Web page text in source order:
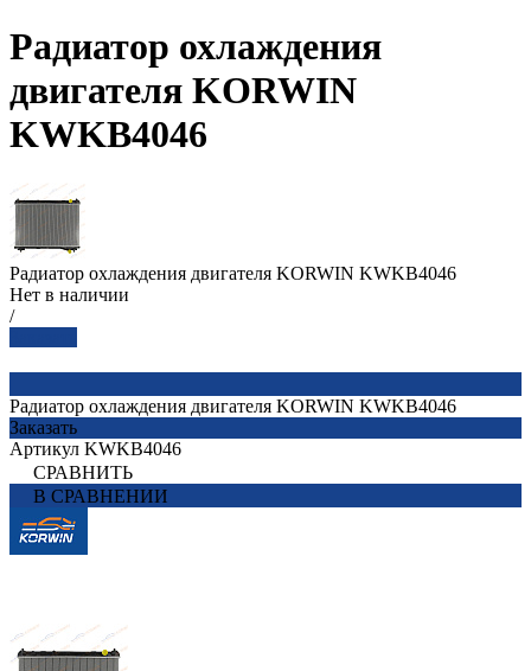
Радиатор охлаждения
двигателя KORWIN
KWKB4046
Радиатор охлаждения двигателя KORWIN KWKB4046
Нет в наличии
/
Радиатор охлаждения двигателя KORWIN KWKB4046
Заказать
Артикул KWKB4046
СРАВНИТЬ
В СРАВНЕНИИ